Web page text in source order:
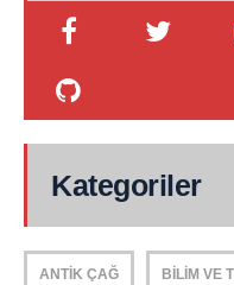
Kategoriler
ANTIK ÇAĞ BILIM VE